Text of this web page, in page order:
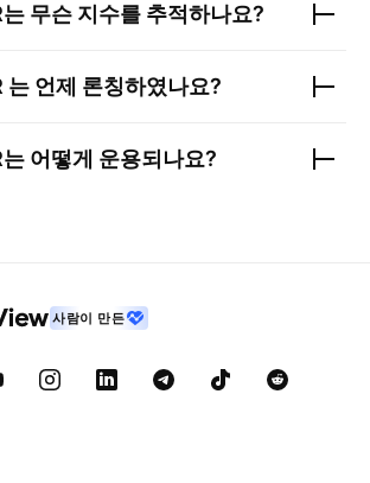
는 무슨 지수를 추적하나요?
는 언제 론칭하였나요?
는 어떻게 운용되나요?
사람이 만든